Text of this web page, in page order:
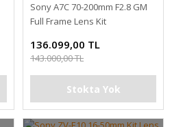
Sony A7C 70-200mm F2.8 GM
Full Frame Lens Kit
136.099,00 TL
143.000,00 TL
Stokta Yok